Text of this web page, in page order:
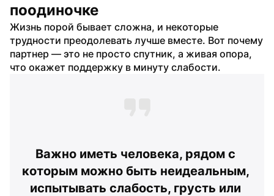
поодиночке
Жизнь порой бывает сложна, и некоторые
трудности преодолевать лучше вместе. Вот почему
партнер — это не просто спутник, а живая опора,
что окажет поддержку в минуту слабости.
Важно иметь человека, рядом с
которым можно быть неидеальным,
испытывать слабость, грусть или